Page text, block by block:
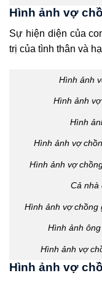
Hình ảnh vợ
Sự hiện diện của
trị của tình thân và
Hình ảnh
Hình ảnh
Hình
Hình ảnh vợ
Hình ảnh vợ
Cả nhà
Hình ảnh vợ chồng
Hình ảnh
Hình ảnh vợ
Hình ảnh vợ